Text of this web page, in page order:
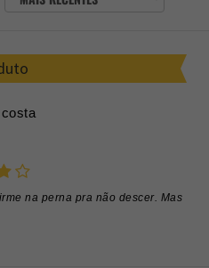
AVALIAÇÕES
na perna pra não descer. Mas